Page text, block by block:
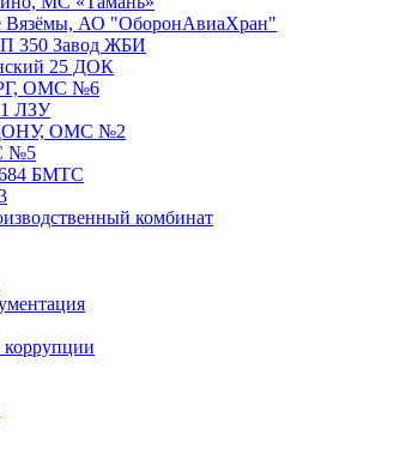
АО "ОборонАвиаХран"
350 Завод ЖБИ
25 ДОК
ОМС №6
ЛЗУ
ОМС №2
№5
БМТС
комбинат
коррупции